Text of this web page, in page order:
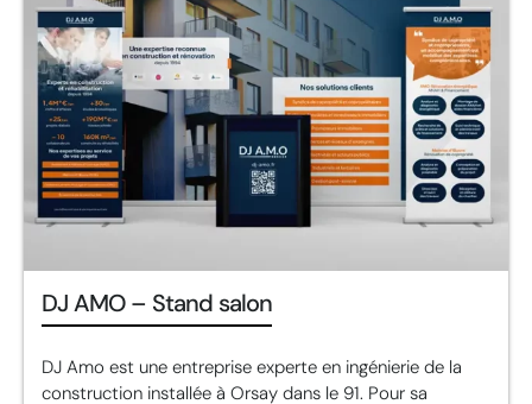
DJ AMO – Stand salon
DJ Amo est une entreprise experte en ingénierie de la
construction installée à Orsay dans le 91. Pour sa